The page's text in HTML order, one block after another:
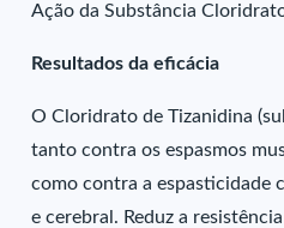
Ação da Substância
Resultados da eficácia
O Cloridrato de Tizanidina
tanto contra os espasmos
como contra a espasticidade
e cerebral. Reduz a